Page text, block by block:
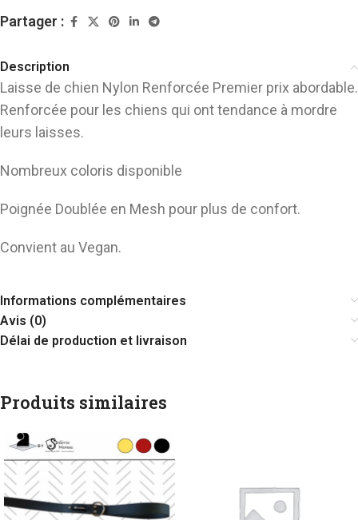
Partager :
Description
Laisse de chien Nylon Renforcée Premier prix abordable.
Renforcée pour les chiens qui ont tendance à mordre
leurs laisses.
Nombreux coloris disponible
Poignée Doublée en Mesh pour plus de confort.
Convient au Vegan.
Informations complémentaires
Avis (0)
Délai de production et livraison
Produits similaires